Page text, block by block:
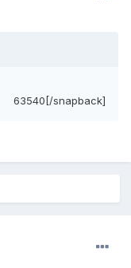
63540[/snapback]